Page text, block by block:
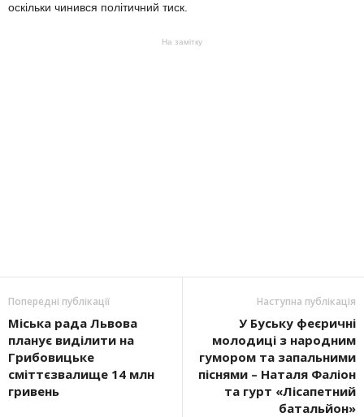
оскільки чинився політичний тиск.
На замітку
Попередні публікації
Міська рада Львова
планує виділити на
Грибовицьке
сміттєзвалище 14 млн
гривень
Наступна публікація
У Буську феєричні
молодиці з народним
гумором та запальними
піснями – Наталя Фаліон
та гурт «Лісапетний
батальйон»